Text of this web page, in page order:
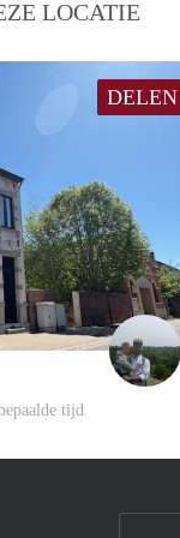
LOCATIE
DELEN
tijd